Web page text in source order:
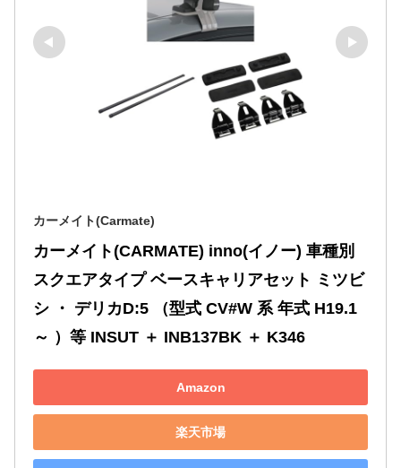
カーメイト(Carmate)
カーメイト(CARMATE) inno(イノー) 車種別
スクエアタイプ ベースキャリアセット ミツビ
シ ・ デリカD:5 （型式 CV#W 系 年式 H19.1
～ ）等 INSUT ＋ INB137BK ＋ K346
Amazon
楽天市場